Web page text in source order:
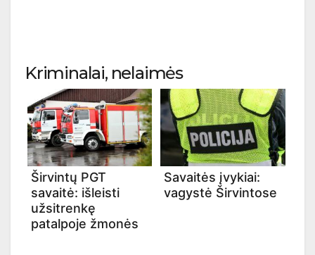
Kriminalai, nelaimės
Širvintų PGT
savaitė: išleisti
užsitrenkę
patalpoje žmonės
Savaitės įvykiai:
vagystė Širvintose